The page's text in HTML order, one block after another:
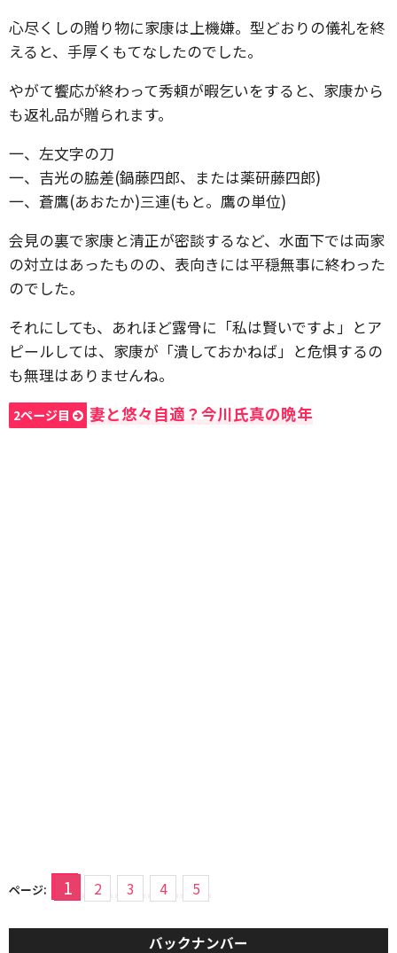
心尽くしの贈り物に家康は上機嫌。型どおりの儀礼を終
えると、手厚くもてなしたのでした。
やがて饗応が終わって秀頼が暇乞いをすると、家康から
も返礼品が贈られます。
一、左文字の刀
一、吉光の脇差(鍋藤四郎、または薬研藤四郎)
一、蒼鷹(あおたか)三連(もと。鷹の単位)
会見の裏で家康と清正が密談するなど、水面下では両家
の対立はあったものの、表向きには平穏無事に終わった
のでした。
それにしても、あれほど露骨に「私は賢いですよ」とア
ピールしては、家康が「潰しておかねば」と危惧するの
も無理はありませんね。
2ページ目 妻と悠々自適？今川氏真の晩年
ページ: 1 2 3 4 5
バックナンバー